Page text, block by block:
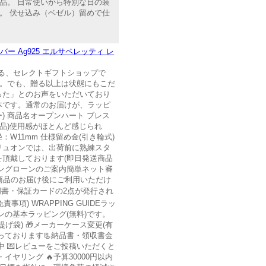
。 日常使いから特別な日の装
伏せ込み（ベゼル）留めで仕
ー Ag925 エルサペレッティ レ
、セレクトギフトショップで
でも、贈る以上は状態にもこだ
」とのお声をいただいており
す。通常のお届けが、ラッピ
商品名オープンハート ブレス
)使用感がほとんど感じられ
W11mm 仕様留め金(引き輪式)
オンでは、出荷前に熟練スタ
戴しております(即日発送商品
グローンのご案内簡単ネット審
のお届け後にご利用いただけ
・保証カードの2点が発行され
事項) WRAPPING GUIDEラッ
基本ラッピング(無料)です。
げ袋) 🎁メーカーケース変更(有
おります📃納品書・領収書金
💌レビューをご投稿いただくと
ヤリング 🔥予算30000円以内